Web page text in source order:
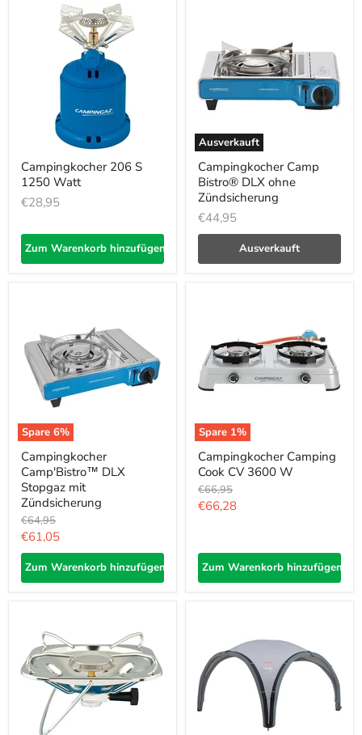
Campingkocher 206 S
1250 Watt
€28,95
Zum Warenkorb hinzufügen
Ausverkauft
Campingkocher Camp
Bistro® DLX ohne
Zündsicherung
€44,95
Ausverkauft
Spare 6%
Campingkocher
Camp'Bistro™ DLX
Stopgaz mit
Zündsicherung
Ursprünglicher
Preis
€64,95
Aktueller
Preis
€61,05
Zum Warenkorb hinzufügen
Spare 1%
Campingkocher Camping
Cook CV 3600 W
Ursprünglicher
Preis
€66,95
Aktueller
€66,28
Zum Warenkorb hinzufügen